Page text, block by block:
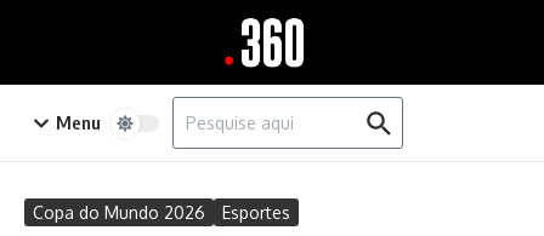
Menu
Procurar por:
Copa do Mundo 2026 Esportes